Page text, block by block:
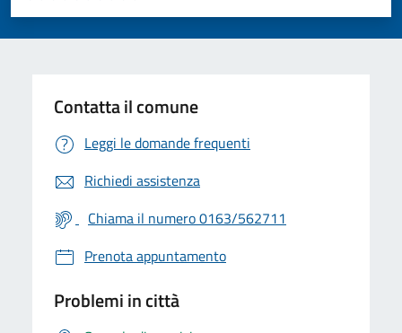
Valuta 5 stelle su 5
Valuta 4 stelle su 5
Valuta 3 stelle su 5
Valuta 2 stelle su 5
Valuta 1 stelle su 5
Contatta il comune
Leggi le domande frequenti
Richiedi assistenza
Chiama il numero 0163/562711
Prenota appuntamento
Problemi in città